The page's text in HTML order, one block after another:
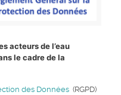
acteurs de l’eau
le cadre de la
des Données (RGPD)